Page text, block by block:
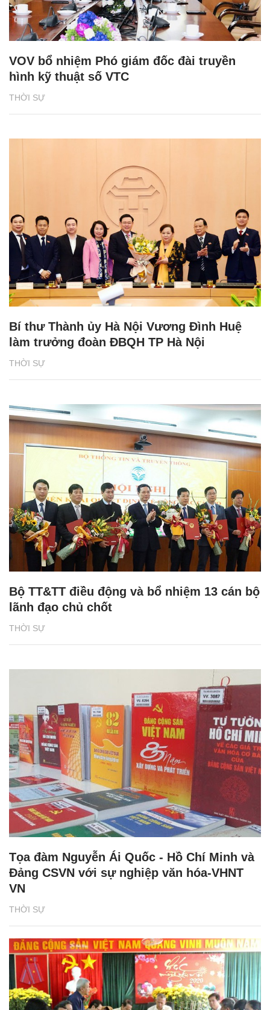
THỜI SỰ
VOV bổ nhiệm Phó giám đốc đài truyền
hình kỹ thuật số VTC
THỜI SỰ
Bí thư Thành ủy Hà Nội Vương Đình Huệ
làm trưởng đoàn ĐBQH TP Hà Nội
THỜI SỰ
Bộ TT&TT điều động và bổ nhiệm 13 cán bộ
lãnh đạo chủ chốt
THỜI SỰ
Tọa đàm Nguyễn Ái Quốc - Hồ Chí Minh và
Đảng CSVN với sự nghiệp văn hóa-VHNT
VN